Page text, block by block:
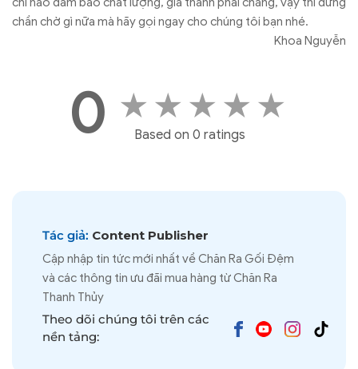
chần chờ gì nữa mà hãy gọi ngay cho chúng tôi bạn nhé.
Khoa Nguyễn
0 ★ ★ ★ ★ ★
Based on 0 ratings
Tác giả: Content Publisher
Cập nhập tin tức mới nhất về Chăn Ra Gối Đệm
và các thông tin ưu đãi mua hàng từ Chăn Ra
Thanh Thủy
Theo dõi chúng tôi trên các
nền tảng: